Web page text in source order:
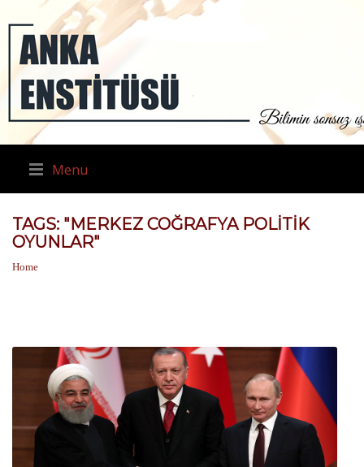
Menu
TAGS: "MERKEZ COĞRAFYA POLITIK
OYUNLAR"
Home